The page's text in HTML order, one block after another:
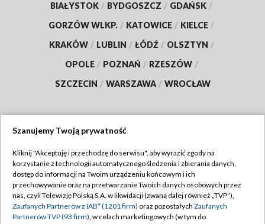
BIAŁYSTOK / BYDGOSZCZ / GDAŃSK /
GORZÓW WLKP. / KATOWICE / KIELCE /
KRAKÓW / LUBLIN / ŁÓDŹ / OLSZTYN /
OPOLE / POZNAŃ / RZESZÓW /
SZCZECIN / WARSZAWA / WROCŁAW
TVP
Abonament TVP
Emisja w TVP
Regulamin TVP
Polityka prywatności
Szanujemy Twoją prywatność
Kliknij "Akceptuję i przechodzę do serwisu", aby wyrazić zgody na
korzystanie z technologii automatycznego śledzenia i zbierania danych,
dostęp do informacji na Twoim urządzeniu końcowym i ich
przechowywanie oraz na przetwarzanie Twoich danych osobowych przez
nas, czyli Telewizję Polską S.A. w likwidacji (zwaną dalej również „TVP”),
Zaufanych Partnerów z IAB* (1201 firm) oraz pozostałych Zaufanych
Partnerów TVP (93 firm), w celach marketingowych (w tym do